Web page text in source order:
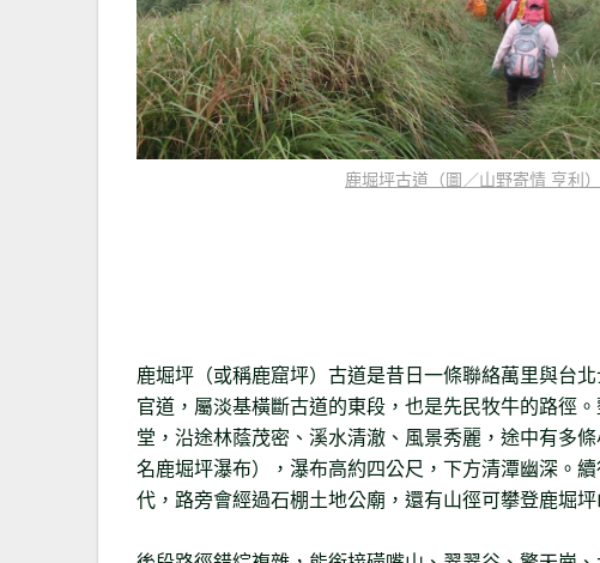
鹿堀坪古道（圖／山野寄情 亨利）
鹿堀坪（或稱鹿窟坪）古道是昔日一條聯絡萬里與台
官道，屬淡基橫斷古道的東段，也是先民牧牛的路徑
堂，沿途林蔭茂密、溪水清澈、風景秀麗，途中有多
名鹿堀坪瀑布），瀑布高約四公尺，下方清潭幽深。
代，路旁會經過石棚土地公廟，還有山徑可攀登鹿堀坪